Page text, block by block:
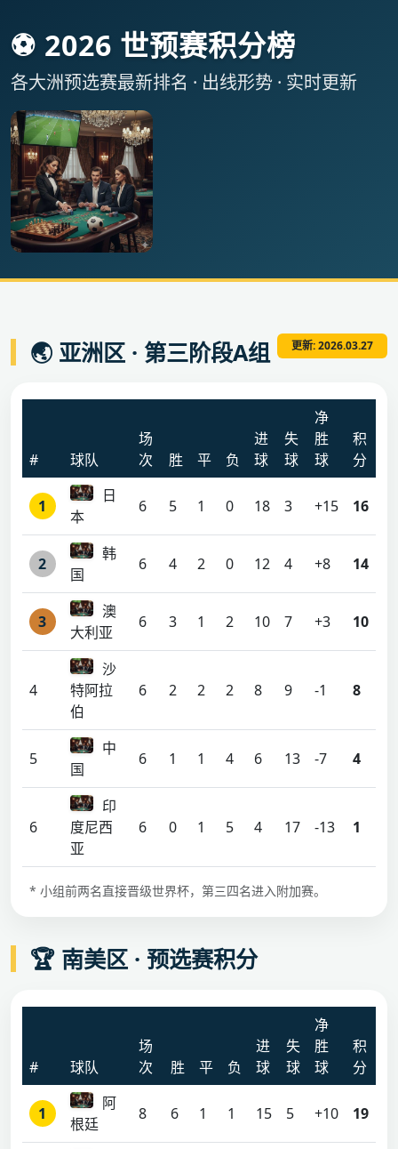
⚽ 2026 世预赛积分榜
各大洲预选赛最新排名 · 出线形势 · 实时更新
🌏 亚洲区 · 第三阶段A组 更新: 2026.03.27
# 球队
场
次
胜 平 负
进
球
失
球
净
胜
球
积
分
1
日
本
6 5 1 0 18 3 +15 16
2
韩
国
6 4 2 0 12 4 +8 14
3
澳
大利亚
6 3 1 2 10 7 +3 10
4
沙
特阿拉
伯
6 2 2 2 8 9 -1 8
5
中
国
6 1 1 4 6 13 -7 4
6
印
度尼西
亚
6 0 1 5 4 17 -13 1
* 小组前两名直接晋级世界杯，第三四名进入附加赛。
🏆 南美区 · 预选赛积分
# 球队
场
次
胜 平 负
进
球
失
球
净
胜
球
积
分
1
阿
根廷
8 6 1 1 15 5 +10 19